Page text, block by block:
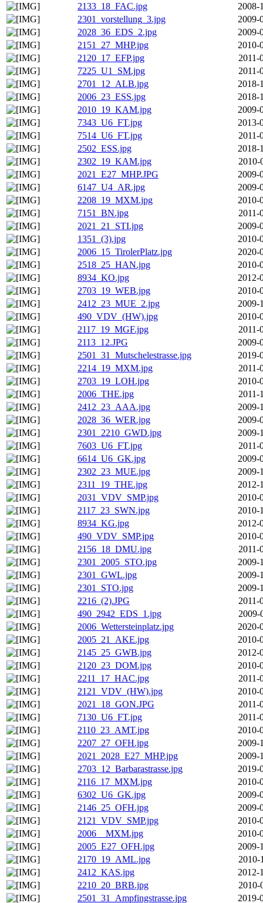
2133_18_FAC.jpg
2008-
2301_vorstellung_3.jpg
2009-
2028_36_EDS_2.jpg
2009-
2151_27_MHP.jpg
2010-
2120_17_EFP.jpg
2011-
7225_U1_SM.jpg
2011-
2701_12_ALB.jpg
2018-
2006_23_ESS.jpg
2018-
2010_19_KAM.jpg
2009-
7343_U6_FT.jpg
2013-
7514_U6_FT.jpg
2011-
2502_ESS.jpg
2018-
2302_19_KAM.jpg
2010-
2021_E27_MHP.JPG
2009-
6147_U4_AR.jpg
2009-
2208_19_MXM.jpg
2010-
7151_BN.jpg
2011-
2021_21_STI.jpg
2009-
1351_(3).jpg
2010-
2006_15_TirolerPlatz.jpg
2020-
2518_25_HAN.jpg
2010-
8934_KO.jpg
2012-
2703_19_WEB.jpg
2010-
2412_23_MUE_2.jpg
2009-
490_VDV_(HW).jpg
2010-
2117_19_MGF.jpg
2011-
2113_12.JPG
2009-
2501_31_Mutschelestrasse.jpg
2019-
2214_19_MXM.jpg
2011-
2703_19_LOH.jpg
2010-
2006_THE.jpg
2011-
2412_23_AAA.jpg
2009-
2028_36_WER.jpg
2009-
2301_2210_GWD.jpg
2009-
7603_U6_FT.jpg
2011-
6614_U6_GK.jpg
2009-
2302_23_MUE.jpg
2009-
2311_19_THE.jpg
2012-
2031_VDV_SMP.jpg
2010-
2117_23_SWN.jpg
2010-
8934_KG.jpg
2012-
490_VDV_SMP.jpg
2010-
2156_18_DMU.jpg
2011-
2301_2005_STO.jpg
2009-
2301_GWL.jpg
2009-
2301_STO.jpg
2009-
2216_(2).JPG
2011-
490_2942_EDS_1.jpg
2009-
2006_Wettersteinplatz.jpg
2020-
2005_21_AKE.jpg
2010-
2145_25_GWB.jpg
2012-
2120_23_DOM.jpg
2010-
2211_17_HAC.jpg
2011-
2121_VDV_(HW).jpg
2010-
2021_18_GON.JPG
2011-
7130_U6_FT.jpg
2011-
2110_23_AMT.jpg
2010-
2207_27_OFH.jpg
2009-
2021_2028_E27_MHP.jpg
2009-
2703_12_Barbarastrasse.jpg
2019-
2116_17_MXM.jpg
2010-
6302_U6_GK.jpg
2009-
2146_25_OFH.jpg
2009-
2121_VDV_SMP.jpg
2010-
2006__MXM.jpg
2010-
2005_E27_OFH.jpg
2009-
2170_19_AML.jpg
2010-
2412_KAS.jpg
2012-
2210_20_BRB.jpg
2010-
2501_31_Ampfingstrasse.jpg
2019-